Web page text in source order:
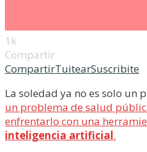
1k
Compartir
CompartirTuitearSuscribite
La soledad ya no es solo un
un problema de salud
enfrentarlo con una
inteligencia artificial.